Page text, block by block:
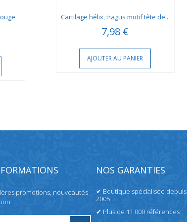
Cartilage hélix, tragus motif tête de...
7,98 €
AJOUTER AU PANIER
promotions, nouveautés
NOS GARANTIES
✔ Boutique spécialisée depuis
2005
✔ Plus de 11 000 références